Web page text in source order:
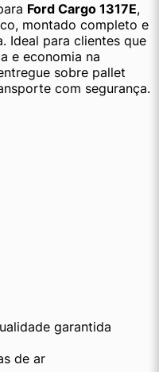
Ford Cargo 1317E,
montado completo e
Ideal para clientes que
e economia na
sobre pallet
com segurança.
garantida
de ar